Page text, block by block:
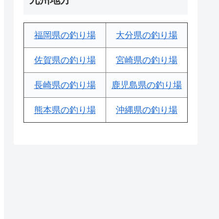
福岡県の釣り場 大分県の釣り場
佐賀県の釣り場 宮崎県の釣り場
長崎県の釣り場 鹿児島県の釣り場
熊本県の釣り場 沖縄県の釣り場